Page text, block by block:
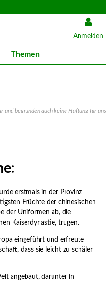
Anmelden
Themen
und begründen auch keine Haftung für uns.
erstmals in der Provinz
Früchte der chinesischen
der Uniformen ab, die
Kaiserdynastie, trugen.
eingeführt und erfreute
dass sie leicht zu schälen
angebaut, darunter in